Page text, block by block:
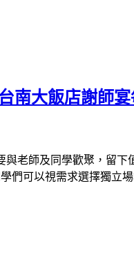
南大飯店謝師宴
與老師及同學歡聚，留
們可以視需求選擇獨立